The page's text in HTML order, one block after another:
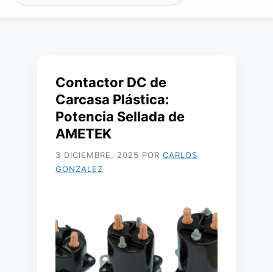
Contactor DC de
Carcasa Plástica:
Potencia Sellada de
AMETEK
3 DICIEMBRE, 2025 POR CARLOS
GONZALEZ